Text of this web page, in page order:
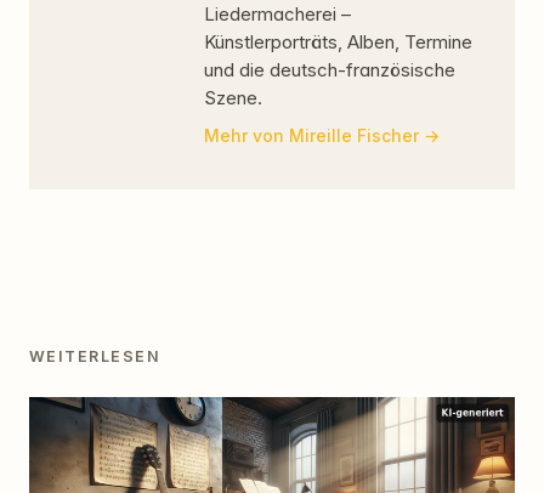
Liedermacherei –
Künstlerporträts, Alben, Termine
und die deutsch-französische
Szene.
Mehr von Mireille Fischer
WEITERLESEN